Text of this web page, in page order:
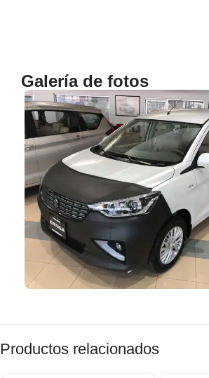
Galería de fotos
Productos relacionados